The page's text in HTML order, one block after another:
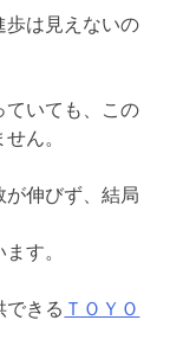
歩は見えないの
ていても、この
ん。
が伸びず、結局
す。
できる ＴＯＹＯ